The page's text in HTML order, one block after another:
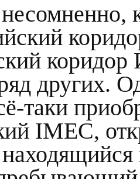
других.
таки
IMEC,